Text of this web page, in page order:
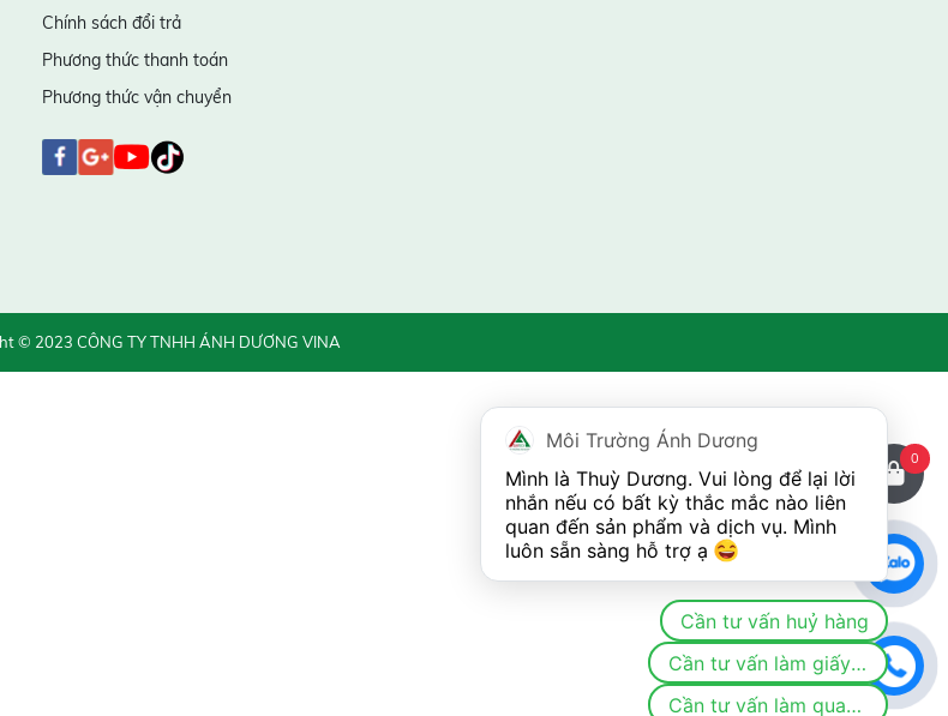
Chính sách đổi trả
Phương thức thanh toán
Phương thức vận chuyển
© 2023 CÔNG TY TNHH ÁNH DƯƠNG VINA
0
Môi Trường Ánh Dương
Mình là Thuỳ Dương. Vui lòng để lại lời
nhắn nếu có bất kỳ thắc mắc nào liên
quan đến sản phẩm và dịch vụ. Mình
luôn sẵn sàng hỗ trợ ạ
Cần tư vấn huỷ hàng
Cần tư vấn làm giấy phép/đăng ký môi trường
Cần tư vấn làm quan trắc